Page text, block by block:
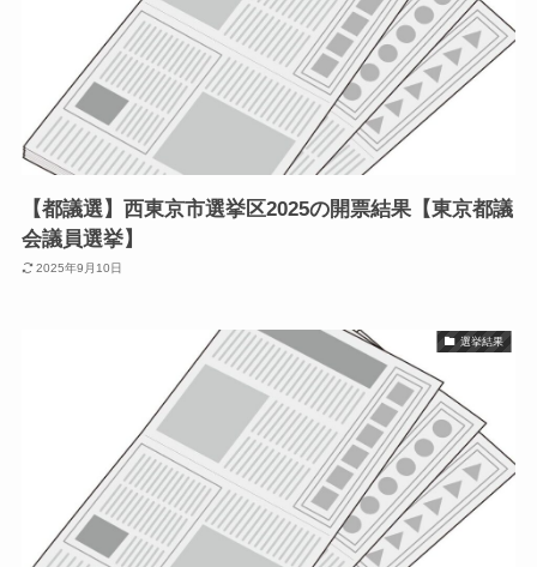
【都議選】西東京市選挙区2025の開票結果【東京都議
会議員選挙】
2025年9月10日
選挙結果